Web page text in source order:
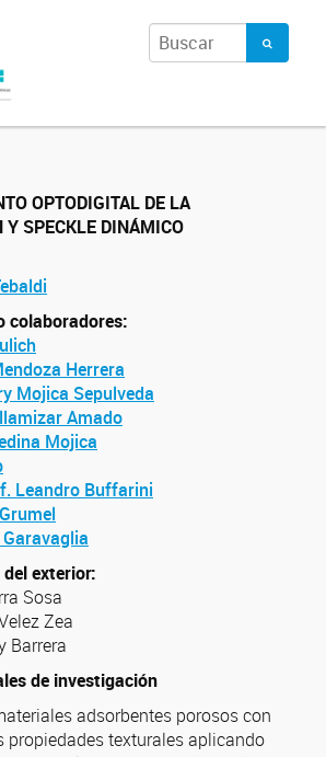
OPTODIGITAL DE LA
Y SPECKLE DINÁMICO
colaboradores:
Herrera
Mojica Sepulveda
Amado
Mojica
Leandro Buffarini
exterior:
Sosa
Zea
Barrera
de investigación
adsorbentes porosos con
propiedades texturales aplicando